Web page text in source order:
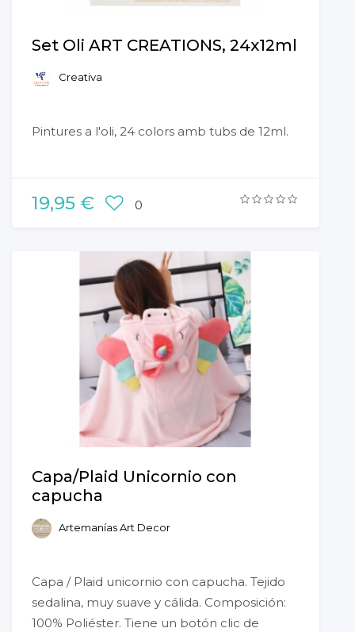
Set Oli ART CREATIONS, 24x12ml
Creativa
Pintures a l'oli, 24 colors amb tubs de 12ml.
19,95 € 0
Capa/Plaid Unicornio con
capucha
Artemanías Art Decor
Capa / Plaid unicornio con capucha. Tejido
sedalina, muy suave y cálida. Composición:
100% Poliéster. Tiene un botón clic de